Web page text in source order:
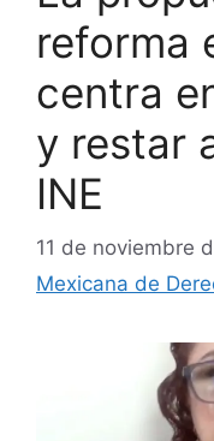
reforma
centra
y restar
INE
11 de noviembre
Mexicana de